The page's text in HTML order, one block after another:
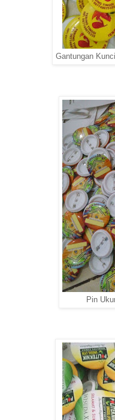
Gantungan
Pin